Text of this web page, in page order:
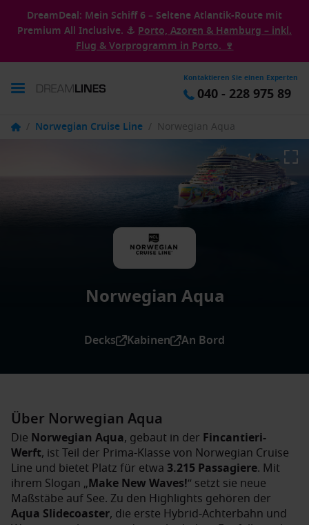
DreamDeal: Mein Schiff 6 – Seltene Atlantik-Route mit
Premium All Inclusive. ⚓ Porto, Azoren & Hamburg – inkl.
Flug & Vorprogramm in Porto. 🍷
Kontaktieren Sie einen Experten
040 - 228 975 89
/ Norwegian Cruise Line / Norwegian Aqua
Norwegian Aqua
Decks Kabinen An Bord
Über Norwegian Aqua
Die Norwegian Aqua, gebaut in der Fincantieri-
Werft, ist Teil der Prima-Klasse von Norwegian Cruise
Line und bietet Platz für etwa 3.215 Passagiere. Mit
ihrem Slogan „Make New Waves!“ setzt sie neue
Maßstäbe auf See. Zu den Highlights gehören der
Aqua Slidecoaster, die erste Hybrid-Achterbahn und